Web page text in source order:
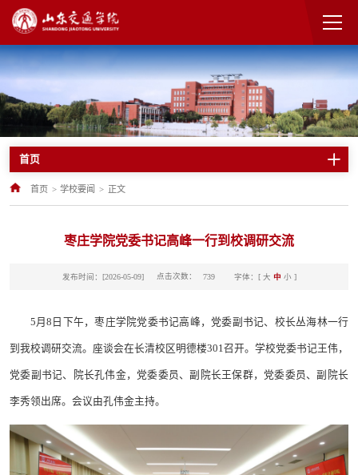
首页
首页 > 学校要闻 > 正文
枣庄学院党委书记高峰一行到校调研交流
发布时间：[2026-05-09] 点击次数： 739 字体：[ 大 中 小]
5月8日下午，枣庄学院党委书记高峰，党委副书记、校长丛海林一行
到我校调研交流。座谈会在长清校区明德楼301召开。学校党委书记王伟，
党委副书记、院长孔伟金，党委委员、副院长王保群，党委委员、副院长
李秀领出席。会议由孔伟金主持。